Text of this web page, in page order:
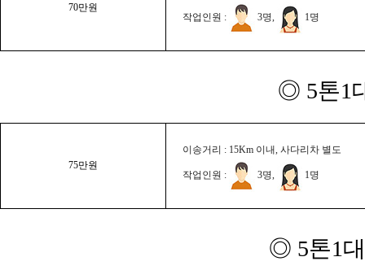
70만원
작업인원 : 3명, 1명
◎ 5톤1
75만원
이송거리 : 15Km 이내, 사다리차 별도
작업인원 : 3명, 1명
◎ 5톤1